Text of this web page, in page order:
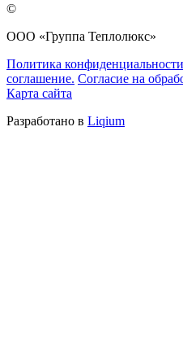
©
ООО «Группа Теплолюкс»
Политика
соглашение. Согласие на
Карта сайта
Разработано в Liqium